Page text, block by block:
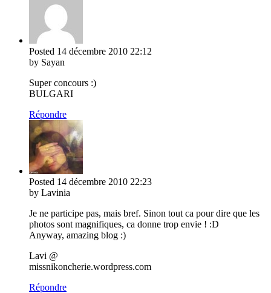
Posted 14 décembre 2010 22:12
by Sayan
Super concours :)
BULGARI
Répondre
Posted 14 décembre 2010 22:23
by Lavinia
Je ne participe pas, mais bref. Sinon tout ca pour dire que les
photos sont magnifiques, ca donne trop envie ! :D
Anyway, amazing blog :)
Lavi @
missnikoncherie.wordpress.com
Répondre